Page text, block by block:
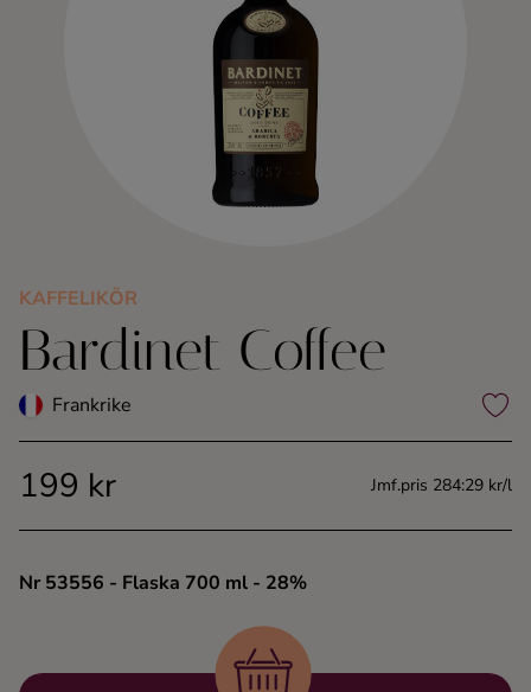
Konjak
Likör
Shots
KAFFELIKÖR
Bardinet Coffee
Frankrike
199 kr Jmf.pris 284:29 kr/l
Nr 53556 - Flaska 700 ml - 28%